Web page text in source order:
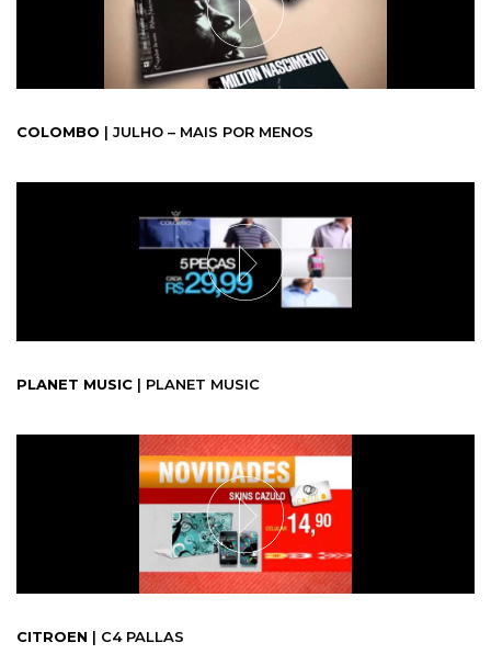
COLOMBO | JULHO – MAIS POR MENOS
PLANET MUSIC | PLANET MUSIC
CITROEN | C4 PALLAS